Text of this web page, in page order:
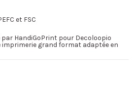
et FSC
par HandiGoPrint pour Decoloopio
imprimerie grand format adaptée en